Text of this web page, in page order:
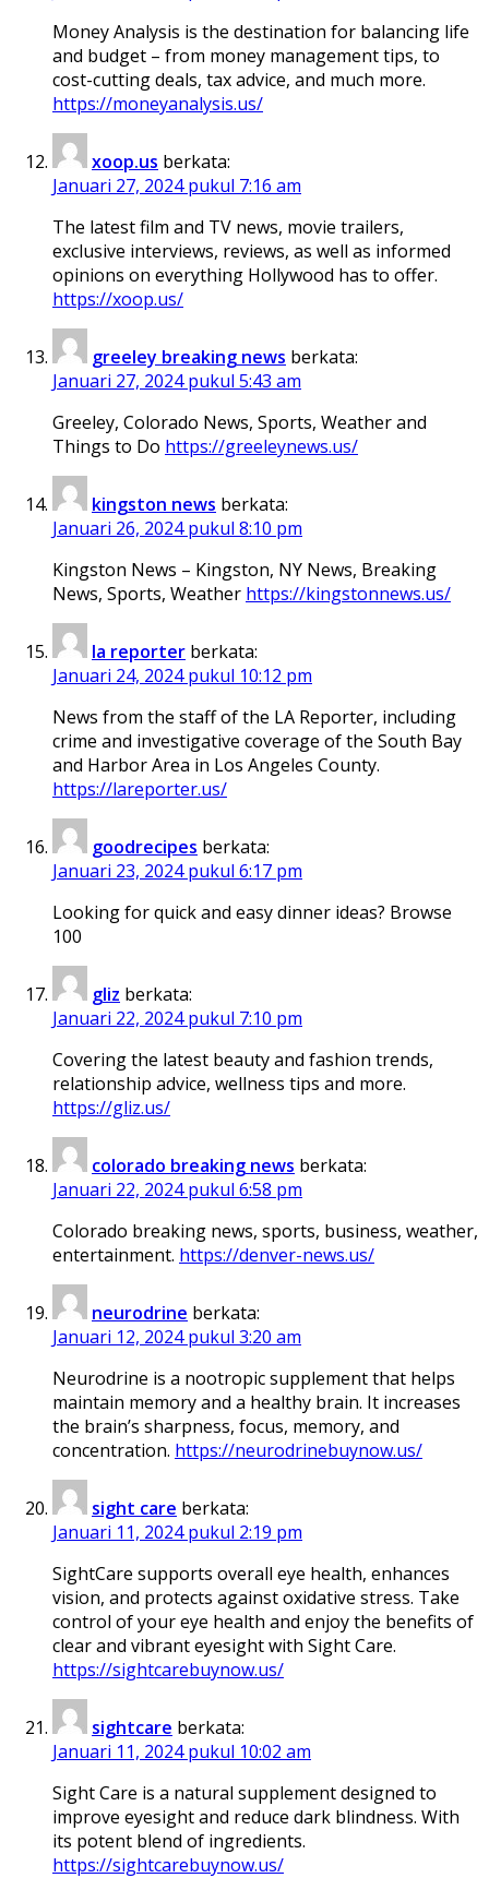
Money Analysis is the destination for balancing life
and budget – from money management tips, to
cost-cutting deals, tax advice, and much more.
https://moneyanalysis.us/
xoop.us berkata:
Januari 27, 2024 pukul 7:16 am
The latest film and TV news, movie trailers,
exclusive interviews, reviews, as well as informed
opinions on everything Hollywood has to offer.
https://xoop.us/
greeley breaking news berkata:
Januari 27, 2024 pukul 5:43 am
Greeley, Colorado News, Sports, Weather and
Things to Do https://greeleynews.us/
kingston news berkata:
Januari 26, 2024 pukul 8:10 pm
Kingston News – Kingston, NY News, Breaking
News, Sports, Weather https://kingstonnews.us/
la reporter berkata:
Januari 24, 2024 pukul 10:12 pm
News from the staff of the LA Reporter, including
crime and investigative coverage of the South Bay
and Harbor Area in Los Angeles County.
https://lareporter.us/
goodrecipes berkata:
Januari 23, 2024 pukul 6:17 pm
Looking for quick and easy dinner ideas? Browse
100
gliz berkata:
Januari 22, 2024 pukul 7:10 pm
Covering the latest beauty and fashion trends,
relationship advice, wellness tips and more.
https://gliz.us/
colorado breaking news berkata:
Januari 22, 2024 pukul 6:58 pm
Colorado breaking news, sports, business, weather,
entertainment. https://denver-news.us/
neurodrine berkata:
Januari 12, 2024 pukul 3:20 am
Neurodrine is a nootropic supplement that helps
maintain memory and a healthy brain. It increases
the brain’s sharpness, focus, memory, and
concentration. https://neurodrinebuynow.us/
sight care berkata:
Januari 11, 2024 pukul 2:19 pm
SightCare supports overall eye health, enhances
vision, and protects against oxidative stress. Take
control of your eye health and enjoy the benefits of
clear and vibrant eyesight with Sight Care.
https://sightcarebuynow.us/
sightcare berkata:
Januari 11, 2024 pukul 10:02 am
Sight Care is a natural supplement designed to
improve eyesight and reduce dark blindness. With
its potent blend of ingredients.
https://sightcarebuynow.us/